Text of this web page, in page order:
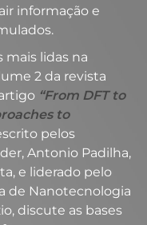
informação e
mais lidas na
2 da revista
“From DFT to
to
pelos
Antonio Padilha,
e liderado pelo
de Nanotecnologia
discute as bases